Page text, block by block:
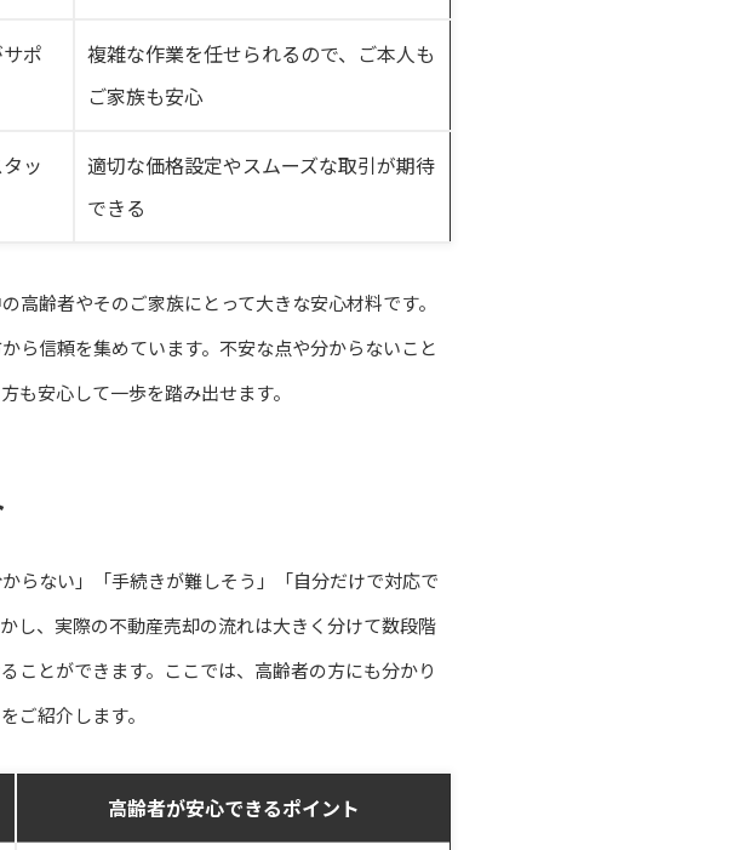
ポ
複雑な作業を任せられるので、ご本人も
ご家族も安心
ッ
適切な価格設定やスムーズな取引が期待
できる
齢者やそのご家族にとって大きな安心材料です。
ら信頼を集めています。不安な点や分からないこと
も安心して一歩を踏み出せます。
らない」「手続きが難しそう」「自分だけで対応で
し、実際の不動産売却の流れは大きく分けて数段階
ことができます。ここでは、高齢者の方にも分かり
ご紹介します。
高齢者が安心できるポイント